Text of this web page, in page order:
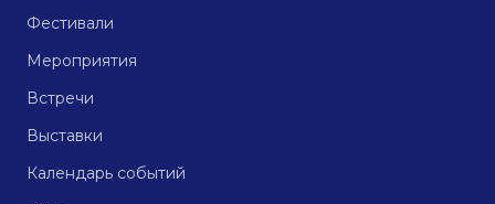
Фестивали
Мероприятия
Встречи
Выставки
Календарь событий